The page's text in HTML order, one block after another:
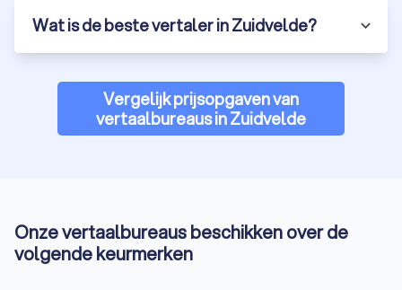
de beste opties. Een professioneel vertaalbureau in
een beëdigd vertaalbureau profiteer je van expertise en
betrouwbaarheid.
Wat is de beste vertaler in Zuidvelde?
Vergelijk prijsopgaven van
vertaalbureaus in Zuidvelde
Onze vertaalbureaus beschikken over de
volgende keurmerken